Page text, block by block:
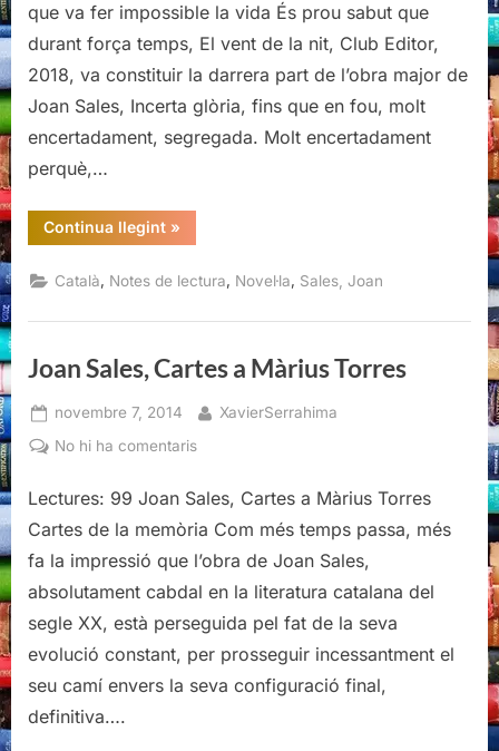
que va fer impossible la vida És prou sabut que
durant força temps, El vent de la nit, Club Editor,
2018, va constituir la darrera part de l’obra major de
Joan Sales, Incerta glòria, fins que en fou, molt
encertadament, segregada. Molt encertadament
perquè,…
Continua llegint“El
vent
nit,
Sales”
»
Català, Notes de lectura, Novel·la, Sales, Joan
Joan Sales, Cartes a Màrius Torres
Posted
on
novembre 7, 2014 By
XavierSerrahima
No hi ha comentarisa
Sales,
Cartes
Màrius
Torres
Lectures: 99 Joan Sales, Cartes a Màrius Torres
Cartes de la memòria Com més temps passa, més
fa la impressió que l’obra de Joan Sales,
absolutament cabdal en la literatura catalana del
segle XX, està perseguida pel fat de la seva
evolució constant, per prosseguir incessantment el
seu camí envers la seva configuració final,
definitiva….